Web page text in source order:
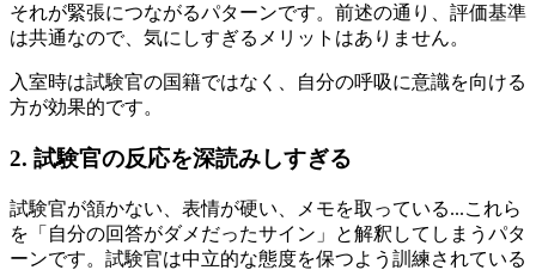
それが緊張につながるパターンです。前述の通り、評価基準
は共通なので、気にしすぎるメリットはありません。
入室時は試験官の国籍ではなく、自分の呼吸に意識を向ける
方が効果的です。
2. 試験官の反応を深読みしすぎる
試験官が頷かない、表情が硬い、メモを取っている...これら
を「自分の回答がダメだったサイン」と解釈してしまうパタ
ーンです。試験官は中立的な態度を保つよう訓練されている